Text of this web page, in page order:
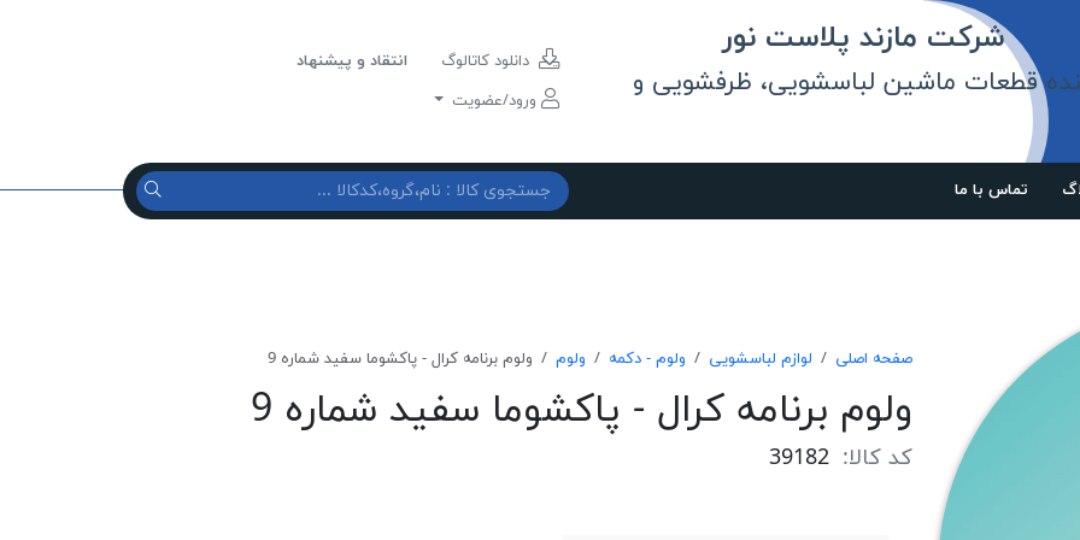
مازند پلاست نور
قطعات ماشین لباسشویی، ظرفشویی و
دانلود کاتالوگ
انتقاد و پیشنهاد
ورود/عضویت
تماس با ما
صفحه اصلی لوازم لباسشویی ولوم - دکمه ولوم ولوم برنامه كرال - پاكشوما سفيد شماره 9
ولوم برنامه كرال - پاكشوما سفيد شماره 9
کد کالا: 39182